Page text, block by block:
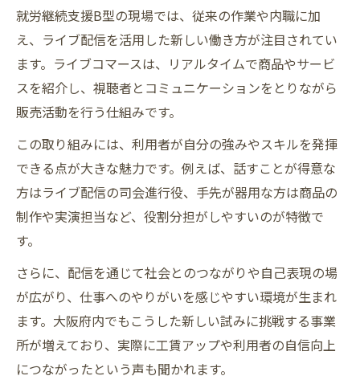
大阪府で挑戦する就労継続支援B型の今と可能
性
大阪府の就労継続支援B型最新動向と今後の
展望
のポイント
大阪府で広がる就労継続支援B型の活用事例
まとめ
解説
働き方を広げるライブ配信活用の実践例紹介
就労継続支援B型の現場で活きるライブ配信
とは
就労継続支援B型の現場では、従来の作業や内職に加
え、ライブ配信を活用した新しい働き方が注目されてい
ます。ライブコマースは、リアルタイムで商品やサービ
スを紹介し、視聴者とコミュニケーションをとりながら
販売活動を行う仕組みです。
この取り組みには、利用者が自分の強みやスキルを発揮
できる点が大きな魅力です。例えば、話すことが得意な
方はライブ配信の司会進行役、手先が器用な方は商品の
制作や実演担当など、役割分担がしやすいのが特徴で
す。
さらに、配信を通じて社会とのつながりや自己表現の場
が広がり、仕事へのやりがいを感じやすい環境が生まれ
ます。大阪府内でもこうした新しい試みに挑戦する事業
所が増えており、実際に工賃アップや利用者の自信向上
につながったという声も聞かれます。